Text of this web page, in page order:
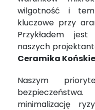
wilgotność i
kluczowe przy
Przykładem
naszych
Ceramika Końskie
Naszym
minimalizację